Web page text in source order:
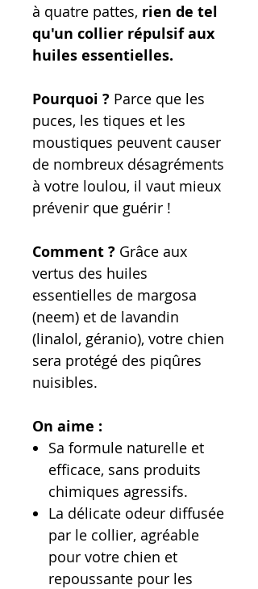
à quatre pattes, rien de tel
qu'un collier répulsif aux
huiles essentielles.
Pourquoi ? Parce que les
puces, les tiques et les
moustiques peuvent causer
de nombreux désagréments
à votre loulou, il vaut mieux
prévenir que guérir !
Comment ? Grâce aux
vertus des huiles
essentielles de margosa
(neem) et de lavandin
(linalol, géranio), votre chien
sera protégé des piqûres
nuisibles.
On aime :
Sa formule naturelle et
efficace, sans produits
chimiques agressifs.
La délicate odeur diffusée
par le collier, agréable
pour votre chien et
repoussante pour les